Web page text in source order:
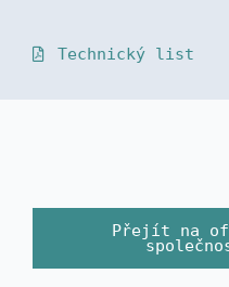
Technický list
Přejít na